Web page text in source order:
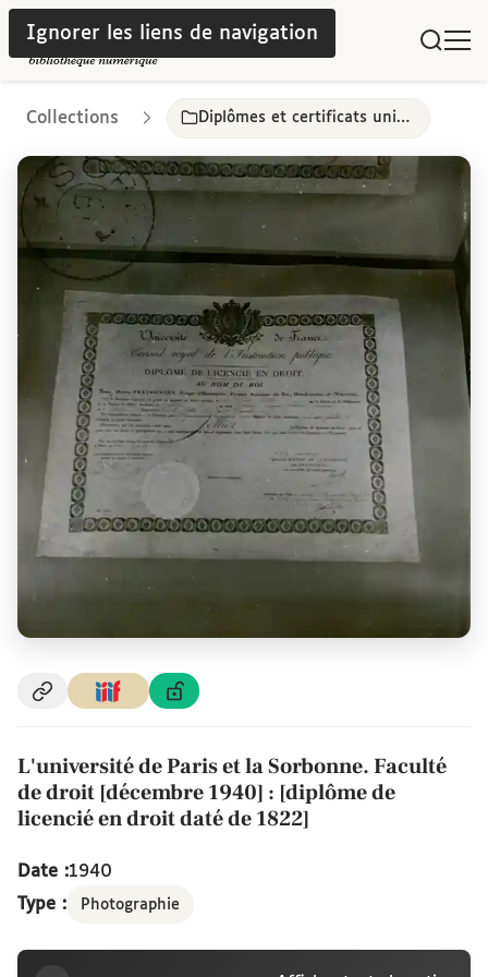
Ignorer les liens de navigation
Collections Diplômes et certificats universitaires
L'université de Paris et la Sorbonne. Faculté
de droit [décembre 1940] : [diplôme de
licencié en droit daté de 1822]
Date :1940
Type :
Photographie